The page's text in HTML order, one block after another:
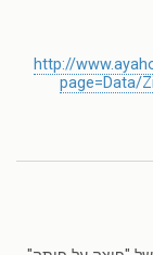
http://
page=Data/